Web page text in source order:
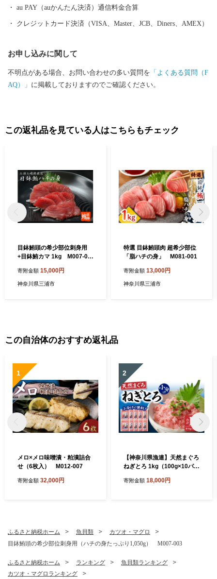
au PAY（auかんたん決済）通信料金合算
クレジットカード決済（VISA、Master、JCB、Diners、AMEX）
お申し込みに関して
不明点がある場合、お問い合わせの多い質問を 「よくある質問（F
AQ）」 に掲載しておりますのでご確認ください。
この返礼品を見ている人はこちらもチェック
目鉢鮪頭の希少部位刺身用
+目鉢鮪カマ 1kg M007-00
寄附金額 15,000円
神奈川県三浦市
特選 目鉢鮪頭肉 超希少部位
「脂ハチの身」 M081-001
寄附金額 13,000円
神奈川県三浦市
この自治体のおすすめ返礼品
1
メロ×メロ味噌漬・粕漬詰合
せ（6枚入） M012-007
寄附金額 32,000円
2
【神奈川県漁連】天然まぐろ
ねぎとろ 1kg（100g×10パッ
015-02-12
寄附金額 18,000円
ふるさと納税ホーム 魚貝類
カツオ・マグロ
目鉢鮪頭の希少部位刺身用（ハチの身たっぷり1,050g） M007-003
ふるさと納税ホーム ランキング
魚貝類ランキング
カツオ・マグロランキング